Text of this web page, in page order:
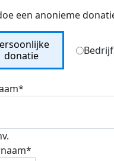
een anonieme
Type
donatie